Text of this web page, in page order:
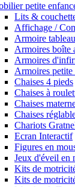
petite
Lits &
Affichage /
Armoire
Armoires boîte
Armoires
Armoires petite
Chaises 4 pieds
Chaises à
Chaises
Chaises
Chariots
Ecran Interactif
Figures en
Jeux d'éveil en
Kits de
Kits de